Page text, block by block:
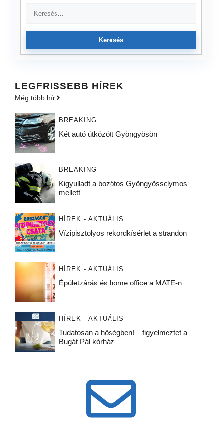
Keresés
LEGFRISSEBB HÍREK
Még több hír
BREAKING
Két autó ütközött Gyöngyösön
BREAKING
Kigyulladt a bozótos Gyöngyössolymos
mellett
HÍREK - AKTUÁLIS
Vízipisztolyos rekordkísérlet a strandon
HÍREK - AKTUÁLIS
Épületzárás és home office a MATE-n
HÍREK - AKTUÁLIS
Tudatosan a hőségben! – figyelmeztet a
Bugát Pál kórház